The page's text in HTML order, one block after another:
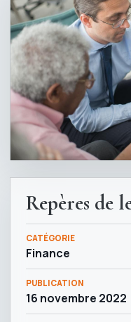
Repères de
CATÉGORIE
Finance
PUBLICATION
16 novembre 2022